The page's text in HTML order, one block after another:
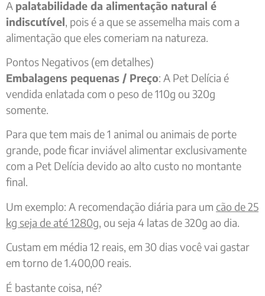
A palatabilidade da alimentação natural é
indiscutível, pois é a que se assemelha mais com a
alimentação que eles comeriam na natureza.
Pontos Negativos (em detalhes)
Embalagens pequenas / Preço: A Pet Delícia é
vendida enlatada com o peso de 110g ou 320g
somente.
Para que tem mais de 1 animal ou animais de porte
grande, pode ficar inviável alimentar exclusivamente
com a Pet Delícia devido ao alto custo no montante
final.
Um exemplo: A recomendação diária para um cão de 25
kg seja de até 1280g, ou seja 4 latas de 320g ao dia.
Custam em média 12 reais, em 30 dias você vai gastar
em torno de 1.400,00 reais.
É bastante coisa, né?